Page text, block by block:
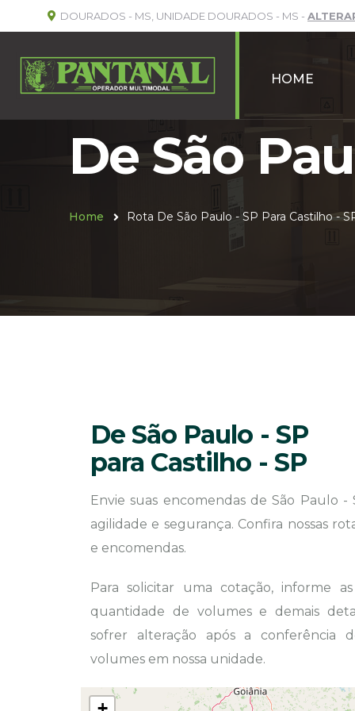
DOURADOS - MS, UNIDADE DOURADOS - MS -
HOME
De São
Home Rota De São Paulo - SP Para Castilho -
De São Paulo - SP
para Castilho - SP
Envie suas encomendas de São Paulo -
agilidade e segurança. Confira nossas
e encomendas.
Para solicitar uma cotação, informe
quantidade de volumes e demais
sofrer alteração após a conferência
volumes em nossa unidade.